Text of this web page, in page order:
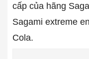
cấp của hãng
Sagami extreme
Cola.